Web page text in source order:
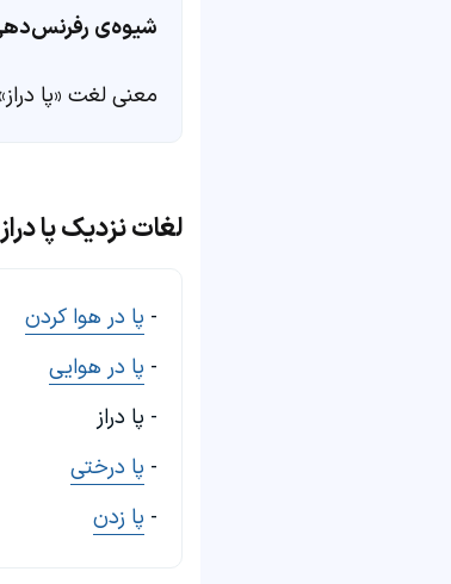
شیوه‌ی
معنی لغت «پا
لغات نزدیک پا دراز
- پا در هوا کردن
- پا در هوایی
- پا دراز
- پا درختی
- پا زدن